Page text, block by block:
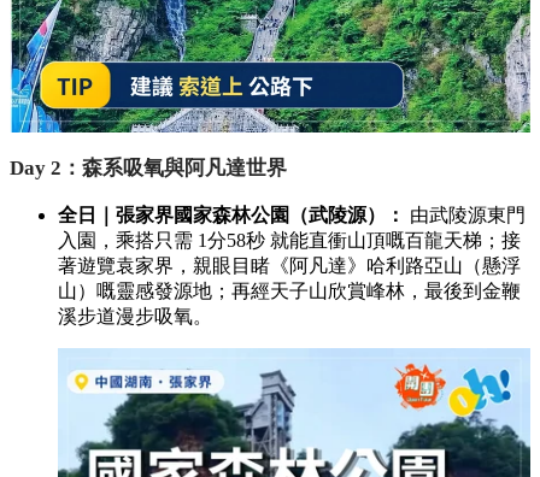
Day 2：森系吸氧與阿凡達世界
全日｜張家界國家森林公園（武陵源）：
由武陵源東門
入園，乘搭只需 1分58秒 就能直衝山頂嘅百龍天梯；接
著遊覽袁家界，親眼目睹《阿凡達》哈利路亞山（懸浮
山）嘅靈感發源地；再經天子山欣賞峰林，最後到金鞭
溪步道漫步吸氧。